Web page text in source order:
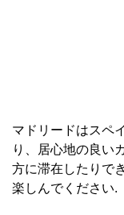
マドリードはスペ
り、居心地の良い
方に滞在したりで
楽しんでください.